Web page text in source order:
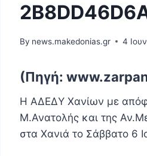
By news.makedonias.gr 4
(Πηγή:
Η ΑΔΕΔΥ Χανίων με
Μ.Ανατολής και της
στα Χανιά το Σάββατο 6